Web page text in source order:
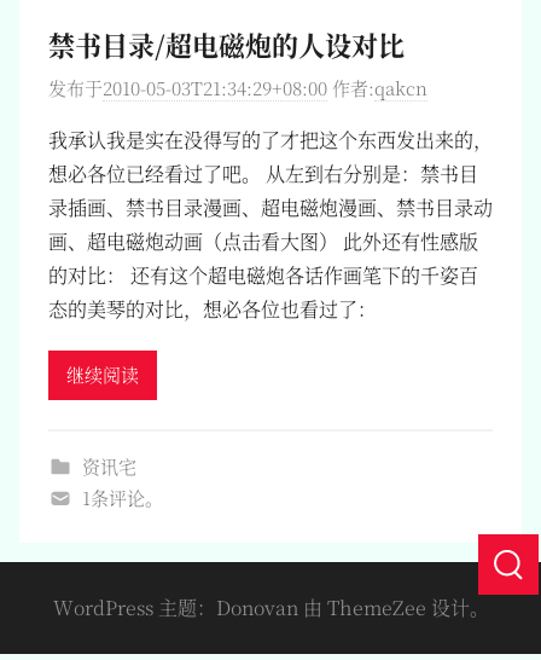
禁书目录/超电磁炮的人设对比
发布于2010-05-03T21:34:29+08:00 作者:qakcn
我承认我是实在没得写的了才把这个东西发出来的，
想必各位已经看过了吧。 从左到右分别是：禁书目
录插画、禁书目录漫画、超电磁炮漫画、禁书目录动
画、超电磁炮动画（点击看大图） 此外还有性感版
的对比： 还有这个超电磁炮各话作画笔下的千姿百
态的美琴的对比，想必各位也看过了：
继续阅读
资讯宅
1条评论。
WordPress 主题：Donovan 由 ThemeZee 设计。